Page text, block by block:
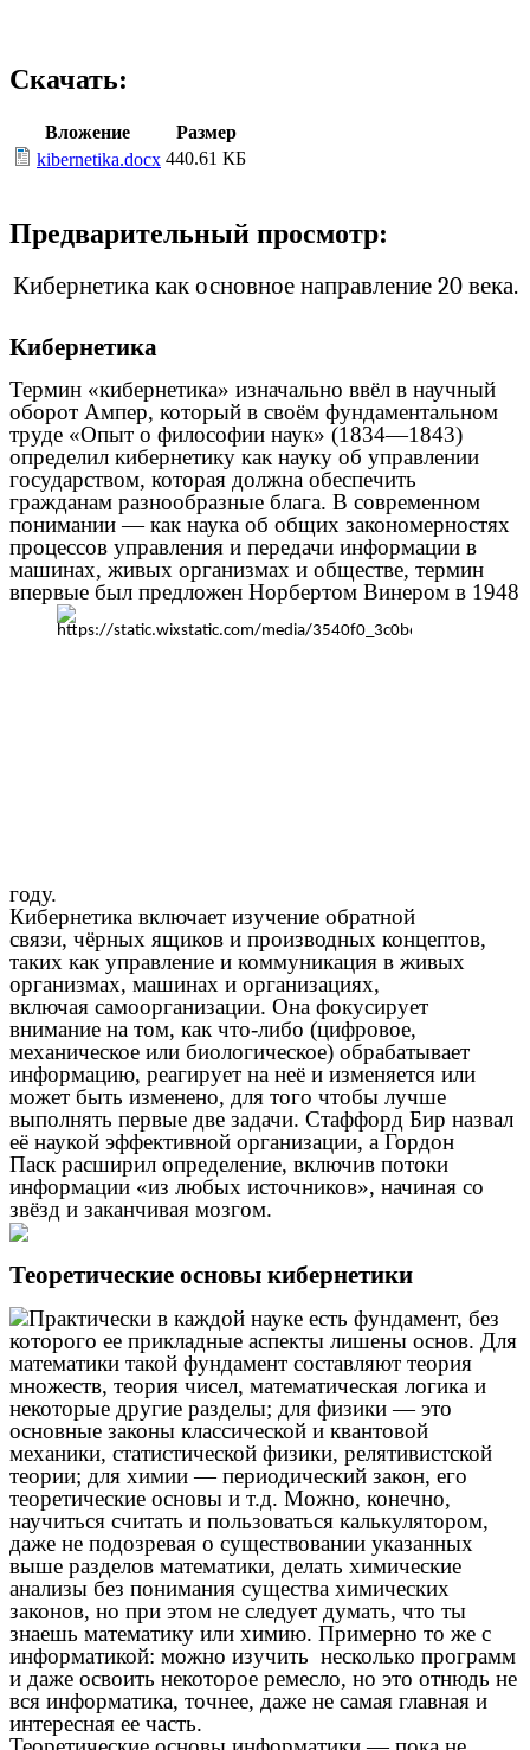
Скачать:
Вложение
Размер
kibernetika.docx 440.61 КБ
Предварительный просмотр:
Кибернетика как основное направление 20 века.
Кибернетика
Термин «кибернетика» изначально ввёл в научный
оборот Ампер, который в своём фундаментальном
труде «Опыт о философии наук» (1834—1843)
определил кибернетику как науку об управлении
государством, которая должна обеспечить
гражданам разнообразные блага. В современном
понимании — как наука об общих закономерностях
процессов управления и передачи информации в
машинах, живых организмах и обществе, термин
впервые был предложен Норбертом Винером в 1948
году.
Кибернетика включает изучение обратной
связи, чёрных ящиков и производных концептов,
таких как управление и коммуникация в живых
организмах, машинах и организациях,
включая самоорганизации. Она фокусирует
внимание на том, как что-либо (цифровое,
механическое или биологическое) обрабатывает
информацию, реагирует на неё и изменяется или
может быть изменено, для того чтобы лучше
выполнять первые две задачи. Стаффорд Бир назвал
её наукой эффективной организации, а Гордон
Паск расширил определение, включив потоки
информации «из любых источников», начиная со
звёзд и заканчивая мозгом.
Теоретические основы кибернетики
​Практически в каждой науке есть фундамент, без
которого ее прикладные аспекты лишены основ. Для
математики такой фундамент составляют теория
множеств, теория чисел, математическая логика и
некоторые другие разделы; для физики — это
основные законы классической и квантовой
механики, статистической физики, релятивистской
теории; для химии — периодический закон, его
теоретические основы и т.д. Можно, конечно,
научиться считать и пользоваться калькулятором,
даже не подозревая о существовании указанных
выше разделов математики, делать химические
анализы без понимания существа химических
законов, но при этом не следует думать, что ты
знаешь математику или химию. Примерно то же с
информатикой: можно изучить несколько программ
и даже освоить некоторое ремесло, но это отнюдь не
вся информатика, точнее, даже не самая главная и
интересная ее часть.